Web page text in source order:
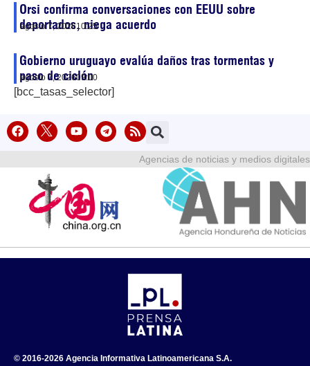
Orsi confirma conversaciones con EEUU sobre
deportados, niega acuerdo
agosto 7, 202610:25
Gobierno uruguayo evalúa daños tras tormentas y
paso de ciclón
agosto 7, 202609:00
[bcc_tasas_selector]
Agencias de noticias y medios digitales
© 2016-2026 Agencia Informativa Latinoamericana S.A.